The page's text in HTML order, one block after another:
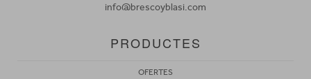
info@brescoyblasi.com
PRODUCTES
OFERTES